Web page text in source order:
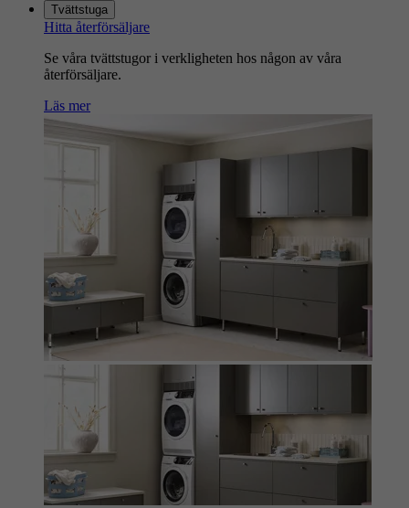
Tvättstuga
Hitta återförsäljare
Se våra tvättstugor i verkligheten hos någon av våra
återförsäljare.
Läs mer